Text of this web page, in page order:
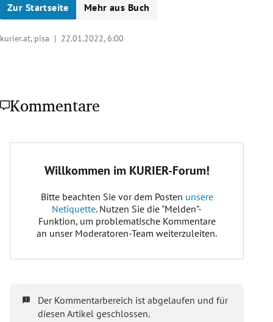
Zur Startseite Mehr aus Buch
kurier.at, pisa | 22.01.2022, 6:00
Kommentare